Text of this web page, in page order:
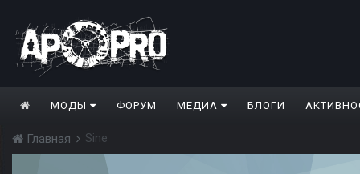
МОДЫ ФОРУМ МЕДИА БЛОГИ
Главная Sine